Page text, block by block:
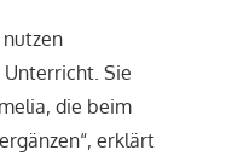
Unterricht. Sie
die beim
erklärt